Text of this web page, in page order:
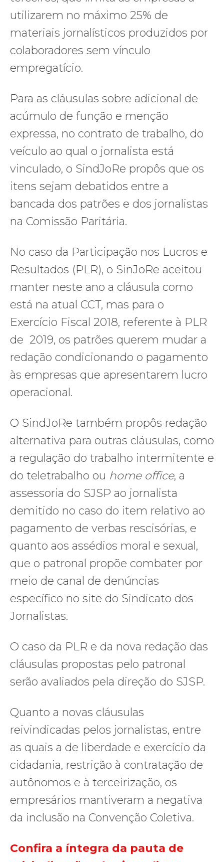
utilizarem no máximo 25% de
materiais jornalísticos produzidos por
colaboradores sem vínculo
empregatício.
Para as cláusulas sobre adicional de
acúmulo de função e menção
expressa, no contrato de trabalho, do
veículo ao qual o jornalista está
vinculado, o SindJoRe propôs que os
itens sejam debatidos entre a
bancada dos patrões e dos jornalistas
na Comissão Paritária.
No caso da Participação nos Lucros e
Resultados (PLR), o SinJoRe aceitou
manter neste ano a cláusula como
está na atual CCT, mas para o
Exercício Fiscal 2018, referente à PLR
de 2019, os patrões querem mudar a
redação condicionando o pagamento
às empresas que apresentarem lucro
operacional.
O SindJoRe também propôs redação
alternativa para outras cláusulas, como
a regulação do trabalho intermitente e
do teletrabalho ou home office, a
assessoria do SJSP ao jornalista
demitido no caso do item relativo ao
pagamento de verbas rescisórias, e
quanto aos assédios moral e sexual,
que o patronal propõe combater por
meio de canal de denúncias
específico no site do Sindicato dos
Jornalistas.
O caso da PLR e da nova redação das
cláusulas propostas pelo patronal
serão avaliados pela direção do SJSP.
Quanto a novas cláusulas
reivindicadas pelos jornalistas, entre
as quais a de liberdade e exercício da
cidadania, restrição à contratação de
autônomos e à terceirização, os
empresários mantiveram a negativa
da inclusão na Convenção Coletiva.
Confira a íntegra da pauta de